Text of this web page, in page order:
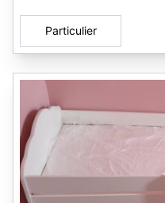
Particulier